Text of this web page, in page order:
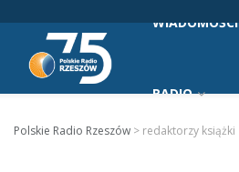
WIADOMOŚCI
RADIO
Polskie Radio Rzeszów > redaktorzy książki